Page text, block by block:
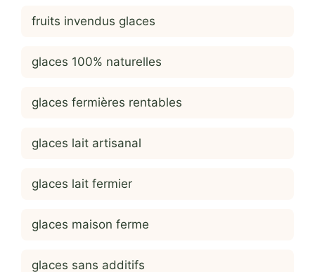
fruits invendus glaces
glaces 100% naturelles
glaces fermières rentables
glaces lait artisanal
glaces lait fermier
glaces maison ferme
glaces sans additifs